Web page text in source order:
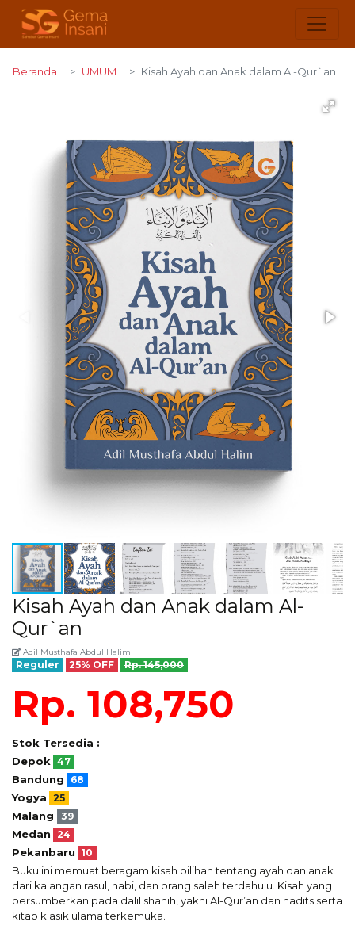
Beranda UMUM Kisah Ayah dan Anak dalam Al-Qur`an
Kisah Ayah dan Anak dalam Al-
Qur`an
Adil Musthafa Abdul Halim
Reguler 25% OFF Rp. 145,000
Rp. 108,750
Stok Tersedia :
Depok 47
Bandung 68
Yogya 25
Malang 39
Medan 24
Pekanbaru 10
Buku ini memuat beragam kisah pilihan tentang ayah dan anak
dari kalangan rasul, nabi, dan orang saleh terdahulu. Kisah yang
bersumberkan pada dalil shahih, yakni Al-Qur’an dan hadits serta
kitab klasik ulama terkemuka.